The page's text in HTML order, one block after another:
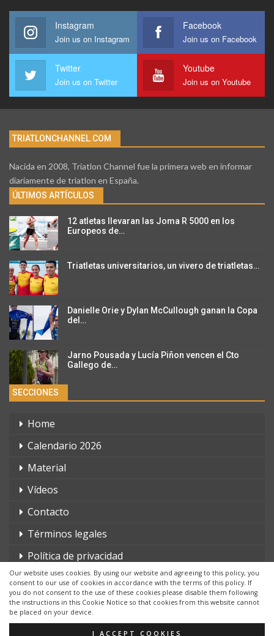
Our website uses cookies. By using our website and agreeing to this policy, you
consent to our use of cookies in accordance with the terms of this policy. If
you do not consent to the use of these cookies please disable them following
the instructions in this Cookie Notice so that cookies from this website cannot
be placed on your device.
I ACCEPT COOKIES
Instagram
Join us on Instagram
Facebook
Join us on Facebook
Twitter
Join us on Twitter
Youtube
Join us on Youtube
TRIATLONCHANNEL.COM
Nacida en 2008, Triatlon Channel fue la primera web en informar
diariamente de triatlon en España.
ÚLTIMOS ARTÍCULOS
12 atletas llevaran las Joma R 5000 en los
Europeos de…
Triatletas universitarios, un vivero de triatletas…
Danielle Orie y Dylan McCullough ganan la Copa
del…
Jarno Pousada y Lucía Piñon vencen el Cto
Gallego de…
SECCIONES
Home
Calendario 2026
Material
Vídeos
Contacto
Términos legales
Política de privacidad
© 2026 - triatlonchannel.com. Todos los derechos reservados.
Página web creada por:Whyaweb.es